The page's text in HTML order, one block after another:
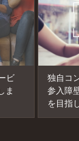
ビ
ま
独自コ
参入障
を目指